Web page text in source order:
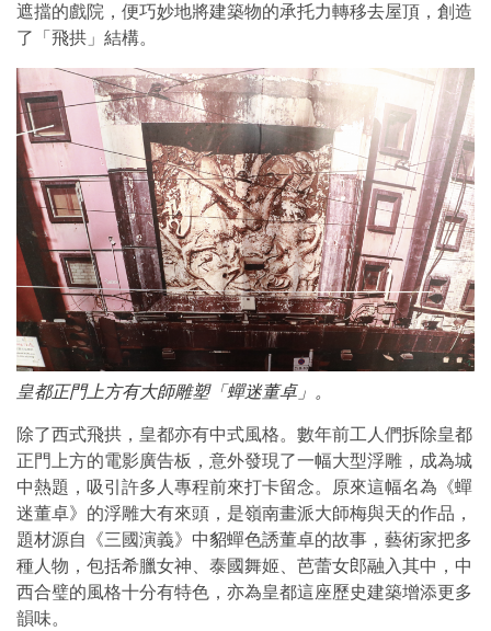
遮擋的戲院，便巧妙地將建築物的承托力轉移去屋頂，創造
了「飛拱」結構。
皇都正門上方有大師雕塑「蟬迷董卓」。
除了西式飛拱，皇都亦有中式風格。數年前工人們拆除皇都
正門上方的電影廣告板，意外發現了一幅大型浮雕，成為城
中熱題，吸引許多人專程前來打卡留念。原來這幅名為《蟬
迷董卓》的浮雕大有來頭，是嶺南畫派大師梅與天的作品，
題材源自《三國演義》中貂蟬色誘董卓的故事，藝術家把多
種人物，包括希臘女神、泰國舞姬、芭蕾女郎融入其中，中
西合璧的風格十分有特色，亦為皇都這座歷史建築增添更多
韻味。